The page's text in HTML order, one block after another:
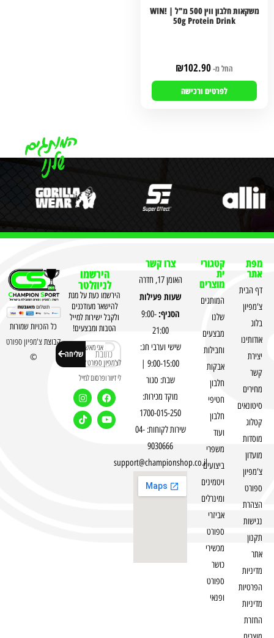
משקאות חלבון ווין 500 מ"ל | WIN!
50g Protein Drink
החל מ- ₪102.90
לפרטים ורכישה
מפת
אתר
דף הבית
צ'מפיון
בלוג
אודותינו
יצירת
קשר
מחירים
סיטונאים
קטלוג
מוסדות
מועדון
צ'מפיון
ספורט
הצהרת
נגישות
תקנון
אתר
מדיניות
הפרטיות
מדיניות
החזרת
קטגורי
ית
מוצרים
המותגים
שלנו
מבצעים
וחבילות
אבקות
חלבון
חטיפי
חלבון
ועוד
משפרי
ביצועים
ויטמינים
ומינרלים
אביזרי
ספורט
מכשירי
כושר
ספורט
ופנאי
צרו קשר
האומן 17, חדרה
שעות פעילות
הסניף:9:00-
21:00
שישי וערבי חג:
9:00-15:00 |
שבת: סגור
מוקד מכירות:
1700-015-250
שירות לקוחות: 04-
9030666
support@championshop.co.il
הירשמו
לניוזלטר
הירשמו כעת על מנת
להישאר מעודכנים
ולקבל ישירות למייל
הטבות ומבצעים!
אני מאשר
לצ'מפיון ספורט לשלוח
לי דיוור ופרסום למייל
שליחה
כל הזכויות שמורות
קבוצתצ'מפיון ספורט
©